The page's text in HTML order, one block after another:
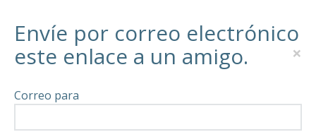
Envíe por correo electrónico
este enlace a un amigo.
×
Correo para